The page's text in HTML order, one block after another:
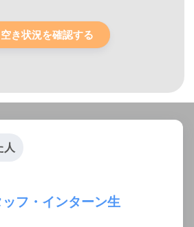
空き状況を確認する
人
ッフ・インターン生